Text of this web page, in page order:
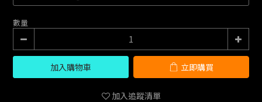
數量
加入購物車 立即購買
加入追蹤清單